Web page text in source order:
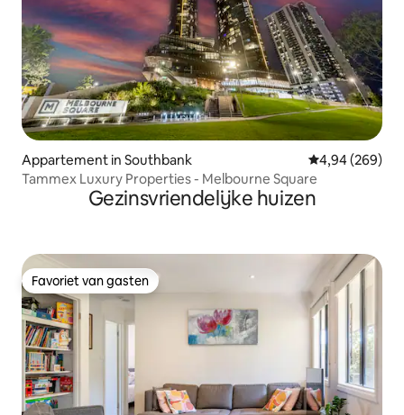
Appartement in Southbank Gemiddelde
4,94 (269)
Tammex Luxury Properties - Melbourne Square
Gezinsvriendelijke huizen
Favoriet van gasten
Favoriet van gasten